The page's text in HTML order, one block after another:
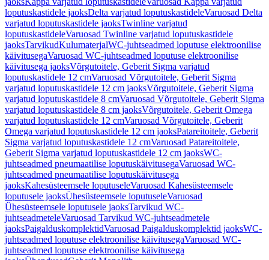
loputuskastidele jaoksDelta varjatud loputuskastideleVaruosad Delta
varjatud loputuskastidele jaoksTwinline varjatud
loputuskastideleVaruosad Twinline varjatud loputuskastidele
jaoksTarvikudKulumaterjalWC-juhtseadmed loputuse elektroonilise
käivitusegaVaruosad WC-juhtseadmed loputuse elektroonilise
käivitusega jaoksVõrgutoitele, Geberit Sigma varjatud
loputuskastidele 12 cmVaruosad Võrgutoitele, Geberit Sigma
varjatud loputuskastidele 12 cm jaoksVõrgutoitele, Geberit Sigma
varjatud loputuskastidele 8 cmVaruosad Võrgutoitele, Geberit Sigma
varjatud loputuskastidele 8 cm jaoksVõrgutoitele, Geberit Omega
varjatud loputuskastidele 12 cmVaruosad Võrgutoitele, Geberit
Omega varjatud loputuskastidele 12 cm jaoksPatareitoitele, Geberit
Sigma varjatud loputuskastidele 12 cmVaruosad Patareitoitele,
Geberit Sigma varjatud loputuskastidele 12 cm jaoksWC-
juhtseadmed pneumaatilise loputuskäivitusegaVaruosad WC-
juhtseadmed pneumaatilise loputuskäivitusega
jaoksKahesüsteemsele loputuseleVaruosad Kahesüsteemsele
loputusele jaoksÜhesüsteemsele loputuseleVaruosad
Ühesüsteemsele loputusele jaoksTarvikud WC-
juhtseadmeteleVaruosad Tarvikud WC-juhtseadmetele
jaoksPaigalduskomplektidVaruosad Paigalduskomplektid jaoksWC-
juhtseadmed loputuse elektroonilise käivitusegaVaruosad WC-
juhtseadmed loputuse elektroonilise käivitusega